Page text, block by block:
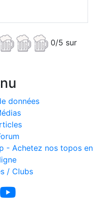
0/5 sur
données
- Achetez nos topos en
ligne
/ Clubs